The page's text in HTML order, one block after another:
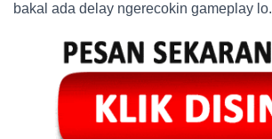
bakal ada delay ngerecokin gameplay lo.